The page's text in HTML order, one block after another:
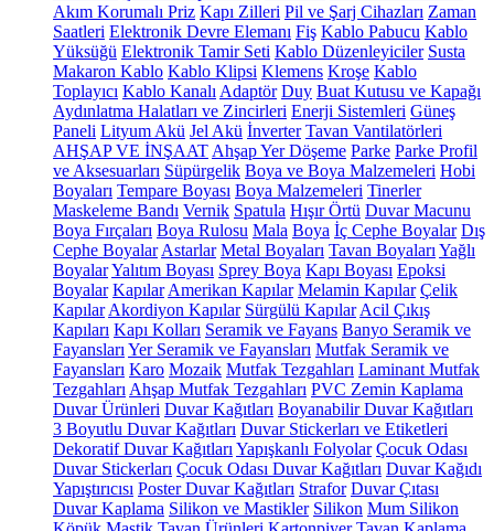
Akım Korumalı Priz Kapı Zilleri Pil ve Şarj Cihazları Zaman
Saatleri Elektronik Devre Elemanı Fiş Kablo Pabucu Kablo
Yüksüğü Elektronik Tamir Seti Kablo Düzenleyiciler Susta
Makaron Kablo Kablo Klipsi Klemens Kroşe Kablo
Toplayıcı Kablo Kanalı Adaptör Duy Buat Kutusu ve Kapağı
Aydınlatma Halatları ve Zincirleri Enerji Sistemleri Güneş
Paneli Lityum Akü Jel Akü İnverter Tavan Vantilatörleri
AHŞAP VE İNŞAAT Ahşap Yer Döşeme Parke Parke Profil
ve Aksesuarları Süpürgelik Boya ve Boya Malzemeleri Hobi
Boyaları Tempare Boyası Boya Malzemeleri Tinerler
Maskeleme Bandı Vernik Spatula Hışır Örtü Duvar Macunu
Boya Fırçaları Boya Rulosu Mala Boya İç Cephe Boyalar Dış
Cephe Boyalar Astarlar Metal Boyaları Tavan Boyaları Yağlı
BoyalarYalıtım Boyası Sprey Boya Kapı Boyası Epoksi
Boyalar Kapılar Amerikan Kapılar Melamin Kapılar Çelik
Kapılar Akordiyon Kapılar Sürgülü Kapılar Acil Çıkış
Kapıları Kapı Kolları Seramik ve Fayans Banyo Seramik ve
Fayansları Yer Seramik ve Fayansları Mutfak Seramik ve
Fayansları Karo Mozaik Mutfak Tezgahları Laminant Mutfak
Tezgahları Ahşap Mutfak Tezgahları PVC Zemin Kaplama
Duvar Ürünleri Duvar Kağıtları Boyanabilir Duvar Kağıtları
3 Boyutlu Duvar Kağıtları Duvar Stickerları ve Etiketleri
Dekoratif Duvar Kağıtları Yapışkanlı Folyolar Çocuk Odası
Duvar Stickerları Çocuk Odası Duvar Kağıtları Duvar Kağıdı
Yapıştırıcısı Poster Duvar Kağıtları Strafor Duvar Çıtası
Duvar Kaplama Silikon ve Mastikler Silikon Mum Silikon